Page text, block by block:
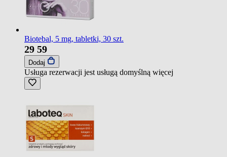
Biotebal, 5 mg, tabletki, 30 szt.
29 59
Dodaj
Usługa rezerwacji jest usługą domyślną więcej